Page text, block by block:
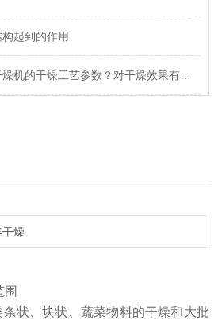
起到的作用
如何选择适合双轴桨叶干燥机的干燥工艺参数？对干燥效果有何影响？
燥
围
状、块状、蔬菜物料的干燥和大批